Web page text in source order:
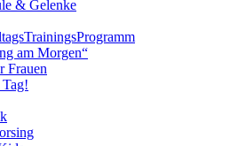
& Gelenke
am Morgen“
Frauen